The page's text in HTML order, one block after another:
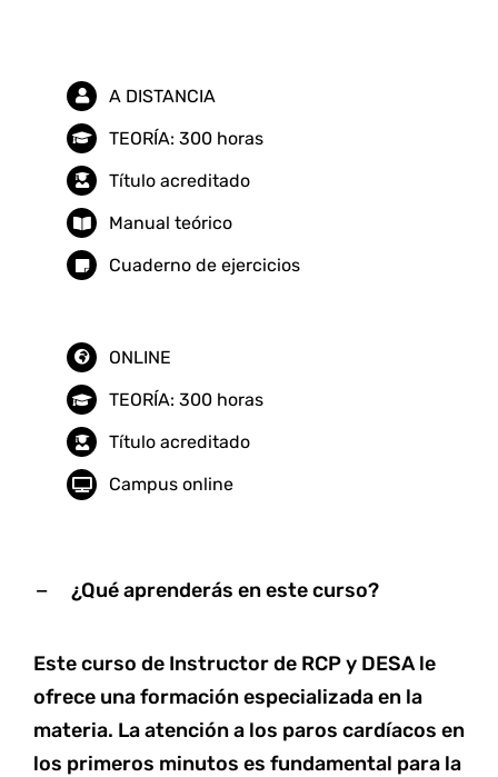
A DISTANCIA
TEORÍA: 300 horas
Título acreditado
Manual teórico
Cuaderno de ejercicios
ONLINE
TEORÍA: 300 horas
Título acreditado
Campus online
¿Qué aprenderás en este curso?
Este curso de Instructor de RCP y DESA le
ofrece una formación especializada en la
materia. La atención a los paros cardíacos en
los primeros minutos es fundamental para la